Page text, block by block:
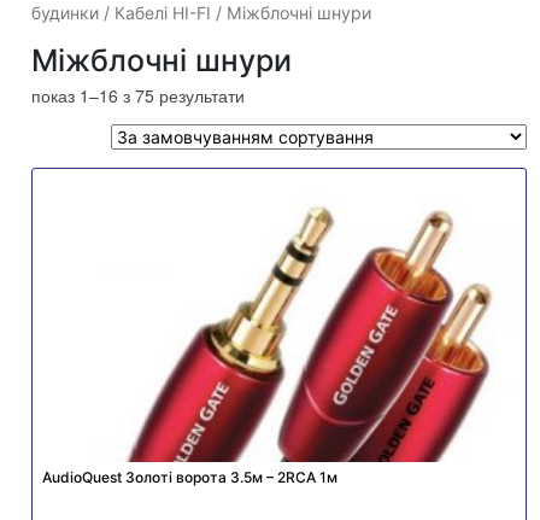
будинки / Кабелі HI-FI / Міжблочні шнури
Міжблочні шнури
показ 1–16 з 75 результати
AudioQuest Золоті ворота 3.5м – 2RCA 1м